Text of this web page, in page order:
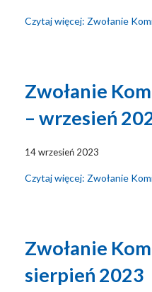
Czytaj więcej: Zwołanie
Zwołanie
– wrzesień
14 wrzesień 2023
Czytaj więcej: Zwołanie
Zwołanie
sierpień 2023